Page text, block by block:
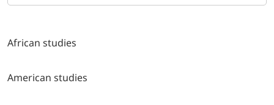
African studies
American studies